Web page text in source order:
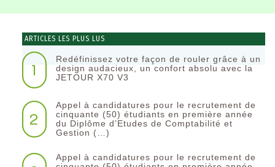
ARTICLES LES PLUS LUS
1
Redéfinissez votre façon de rouler grâce à un
design audacieux, un confort absolu avec la
JETOUR X70 V3
2
Appel à candidatures pour le recrutement de
cinquante (50) étudiants en première année
du Diplôme d’Etudes de Comptabilité et
Gestion (…)
Appel à candidatures pour le recrutement de